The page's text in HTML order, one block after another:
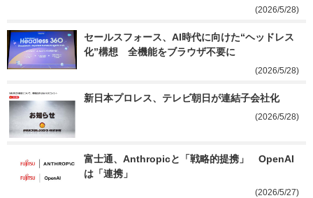
(2026/5/28)
セールスフォース、AI時代に向けた“ヘッドレス
化”構想　全機能をブラウザ不要に
(2026/5/28)
新日本プロレス、テレビ朝日が連結子会社化
(2026/5/28)
富士通、Anthropicと「戦略的提携」　OpenAI
は「連携」
(2026/5/27)